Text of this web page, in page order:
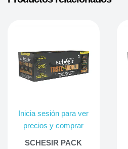
Inicia sesión para ver
precios y comprar
SCHESIR PACK